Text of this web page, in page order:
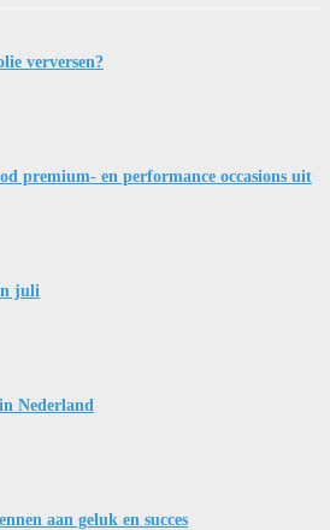
verversen?
premium- en performance occasions uit
juli
Nederland
aan geluk en succes